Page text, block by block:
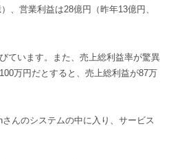
、営業利益は28億円（昨年13億円、
ています。また、売上総利益率が驚異
万円だとすると、売上総利益が87万
んのシステムの中に入り、サービス